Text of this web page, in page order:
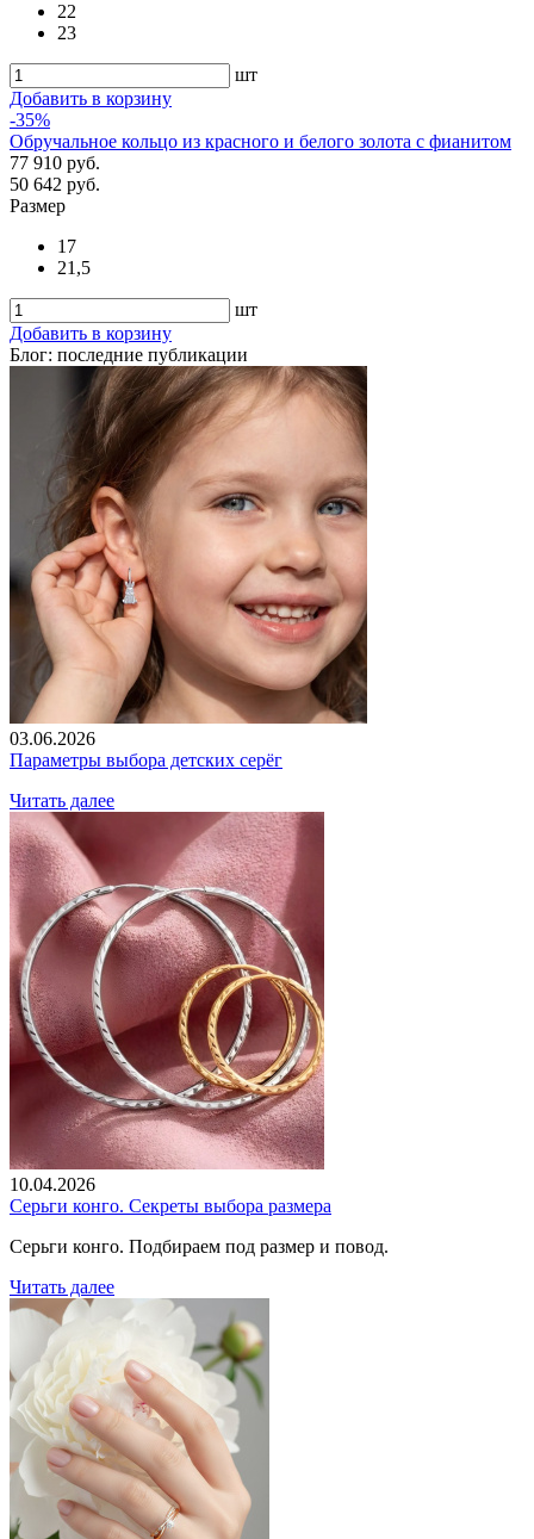
22
23
шт
Добавить в корзину
-35%
Обручальное кольцо из красного и белого золота с фианитом
77 910 руб.
50 642 руб.
Размер
17
21,5
шт
Добавить в корзину
Блог: последние публикации
03.06.2026
Параметры выбора детских серёг
Читать далее
10.04.2026
Серьги конго. Секреты выбора размера
Серьги конго. Подбираем под размер и повод.
Читать далее